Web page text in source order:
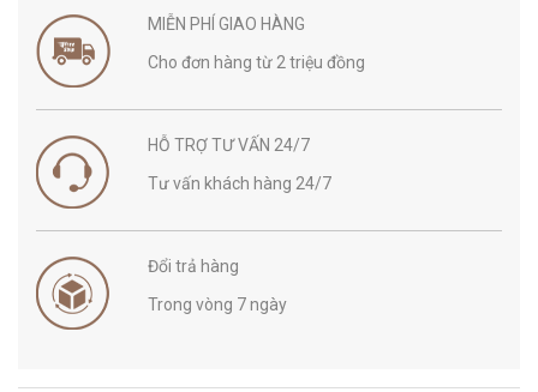
MIỄN PHÍ GIAO HÀNG
Cho đơn hàng từ 2 triệu đồng
HỖ TRỢ TƯ VẤN 24/7
Tư vấn khách hàng 24/7
Đổi trả hàng
Trong vòng 7 ngày